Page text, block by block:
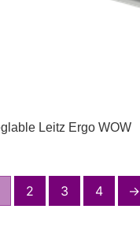
Leitz Ergo WOW
2 3 4 →